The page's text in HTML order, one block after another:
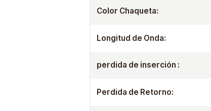
Color Chaqueta:
Longitud de Onda:
perdida de inserción :
Perdida de Retorno: